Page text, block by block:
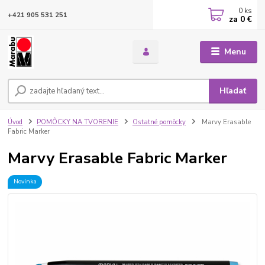
Menu
Hľadať
+421 905 531 251 0 ks
za 0 €
Úvod POMÔCKY NA TVORENIE Ostatné pomôcky
Marvy Erasable
Fabric Marker
Marvy Erasable Fabric Marker
Novinka